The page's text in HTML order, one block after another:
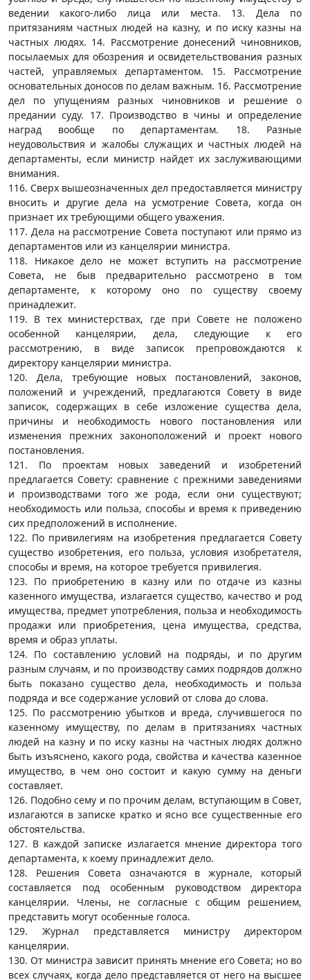
ведении какого-либо лица или места. 13. Дела по
притязаниям частных людей на казну, и по иску казны на
частных людях. 14. Рассмотрение донесений чиновников,
посылаемых для обозрения и освидетельствования разных
частей, управляемых департаментом. 15. Рассмотрение
основательных доносов по делам важным. 16. Рассмотрение
дел по упущениям разных чиновников и решение о
предании суду. 17. Производство в чины и определение
наград вообще по департаментам. 18. Разные
неудовольствия и жалобы служащих и частных людей на
департаменты, если министр найдет их заслуживающими
внимания.
116. Сверх вышеозначенных дел предоставляется министру
вносить и другие дела на усмотрение Совета, когда он
признает их требующими общего уважения.
117. Дела на рассмотрение Совета поступают или прямо из
департаментов или из канцелярии министра.
118. Никакое дело не может вступить на рассмотрение
Совета, не быв предварительно рассмотрено в том
департаменте, к которому оно по существу своему
принадлежит.
119. В тех министерствах, где при Совете не положено
особенной канцелярии, дела, следующие к его
рассмотрению, в виде записок препровождаются к
директору канцелярии министра.
120. Дела, требующие новых постановлений, законов,
положений и учреждений, предлагаются Совету в виде
записок, содержащих в себе изложение существа дела,
причины и необходимость нового постановления или
изменения прежних законоположений и проект нового
постановления.
121. По проектам новых заведений и изобретений
предлагается Совету: сравнение с прежними заведениями
и производствами того же рода, если они существуют;
необходимость или польза, способы и время к приведению
сих предположений в исполнение.
122. По привилегиям на изобретения предлагается Совету
существо изобретения, его польза, условия изобретателя,
способы и время, на которое требуется привилегия.
123. По приобретению в казну или по отдаче из казны
казенного имущества, излагается существо, качество и род
имущества, предмет употребления, польза и необходимость
продажи или приобретения, цена имущества, средства,
время и образ уплаты.
124. По составлению условий на подряды, и по другим
разным случаям, и по производству самих подрядов должно
быть показано существо дела, необходимость и польза
подряда и все содержание условий от слова до слова.
125. По рассмотрению убытков и вреда, случившегося по
казенному имуществу, по делам в притязаниях частных
людей на казну и по иску казны на частных людях должно
быть изъяснено, какого рода, свойства и качества казенное
имущество, в чем оно состоит и какую сумму на деньги
составляет.
126. Подобно сему и по прочим делам, вступающим в Совет,
излагаются в записке кратко и ясно все существенные его
обстоятельства.
127. В каждой записке излагается мнение директора того
департамента, к коему принадлежит дело.
128. Решения Совета означаются в журнале, который
составляется под особенным руководством директора
канцелярии. Члены, не согласные с общим решением,
представить могут особенные голоса.
129. Журнал представляется министру директором
канцелярии.
130. От министра зависит принять мнение его Совета; но во
всех случаях, когда дело представляется от него на высшее